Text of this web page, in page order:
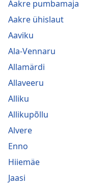
Aakre pumbamaja
Aakre ühislaut
Aaviku
Ala-Vennaru
Allamärdi
Allaveeru
Alliku
Allikupõllu
Alvere
Enno
Hiiemäe
Jaasi